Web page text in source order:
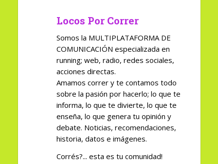
Locos Por Correr
Somos la MULTIPLATAFORMA DE
COMUNICACIÓN especializada en
running; web, radio, redes sociales,
acciones directas.
Amamos correr y te contamos todo
sobre la pasión por hacerlo; lo que te
informa, lo que te divierte, lo que te
enseña, lo que genera tu opinión y
debate. Noticias, recomendaciones,
historia, datos e imágenes.
Corrés?... esta es tu comunidad!